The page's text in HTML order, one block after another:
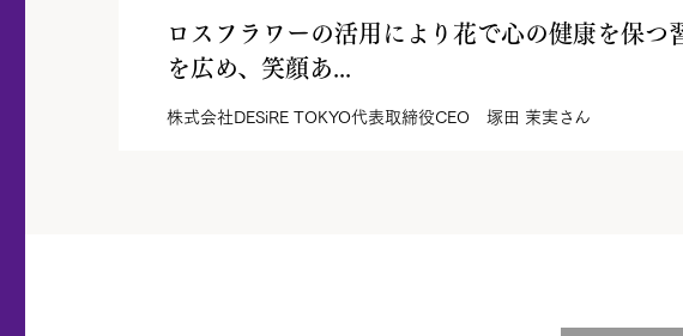
ロスフラワーの活用により花で心の健康を保つ
を広め、笑顔あ...
株式会社DESiRE TOKYO代表取締役CEO 塚田 茉実さん